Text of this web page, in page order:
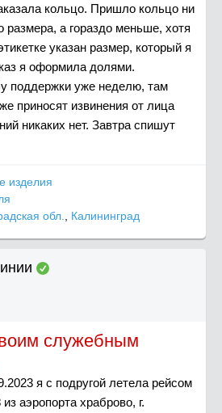
кольцо. Пришло кольцо ни
размера, а гораздо меньше, хотя
указан размер, который я
я оформила долями.
поддержки уже неделю, там
приносят извинения от лица
никаких нет. Завтра спишут
изделия
обл., Калининград
служебным
я с подругой летела рейсом
из аэропорта храброво, г.